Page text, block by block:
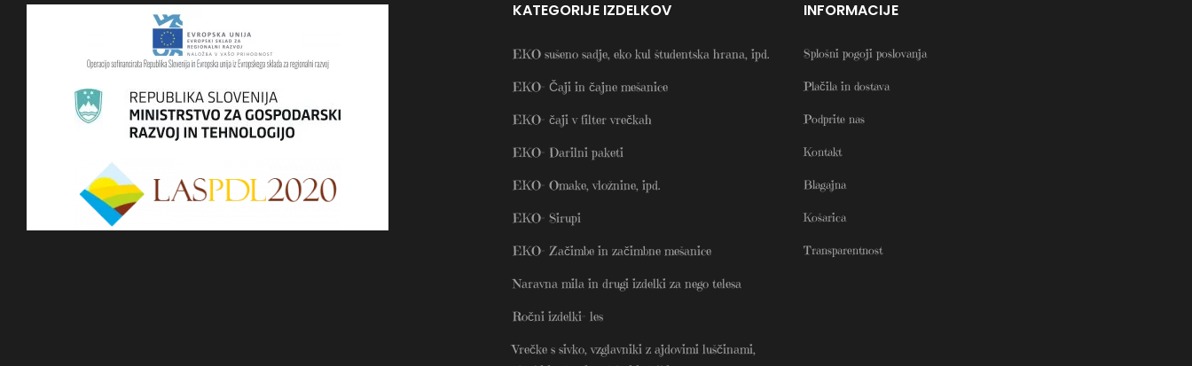
KATEGORIJE IZDELKOV
EKO sušeno sadje, eko kul študentska hrana, ipd.
EKO- Čaji in čajne mešanice
EKO- čaji v filter vrečkah
EKO- Darilni paketi
EKO- Omake, vložnine, ipd.
EKO- Sirupi
EKO- Začimbe in začimbne mešanice
Naravna mila in drugi izdelki za nego telesa
Ročni izdelki- les
Vrečke s sivko, vzglavniki z ajdovimi luščinami,
INFORMACIJE
Splošni pogoji poslovanja
Plačila in dostava
Podprite nas
Kontakt
Blagajna
Košarica
Transparentnost